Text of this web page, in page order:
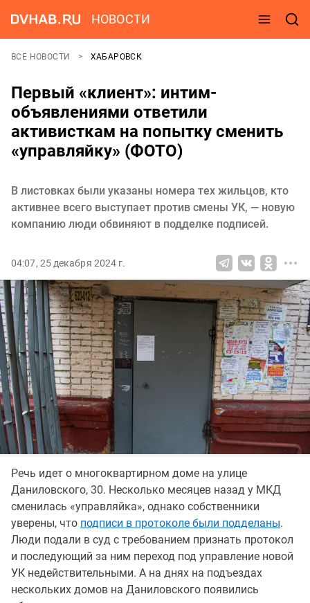
НОВОСТИ
ВСЕ НОВОСТИ ХАБАРОВСК
Первый «клиент»: интим-
объявлениями ответили
активисткам на попытку сменить
«управляйку» (ФОТО)
В листовках были указаны номера тех жильцов, кто
активнее всего выступает против смены УК, — новую
компанию люди обвиняют в подделке подписей.
04:07, 25 декабря 2024 г.
Речь идет о многоквартирном доме на улице
Даниловского, 30. Несколько месяцев назад у МКД
сменилась «управляйка», однако собственники
уверены, что подписи в протоколе были подделаны.
Люди подали в суд с требованием признать протокол
и последующий за ним переход под управление новой
УК недействительными. А на днях на подъездах
нескольких домов на Даниловского появились